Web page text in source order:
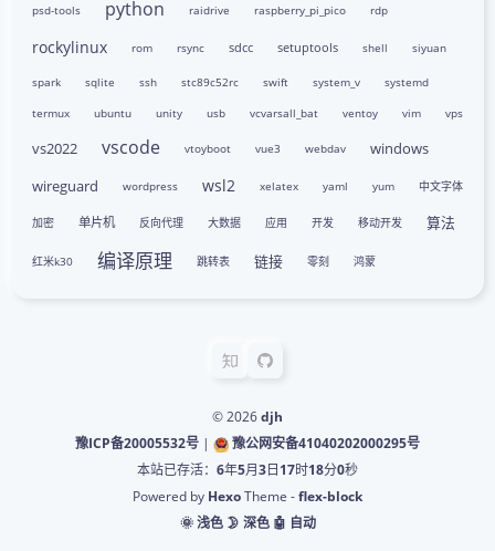
psd-tools python raidrive raspberry_pi_pico rdp
rockylinux rom rsync sdcc setuptools shell siyuan
spark sqlite ssh stc89c52rc swift system_v
systemd
termux
ubuntu unity usb vcvarsall_bat ventoy vim vps
vs2022 vscode vtoyboot vue3 webdav
windows
wireguard
wordpress wsl2 xelatex yaml yum 中文字体
加密 单片机 反向代理 大数据 应用 开发 移动开发 算法
红米k30 编译原理 跳转表 链接 零刻 鸿蒙
© 2026djh
豫ICP备20005532号 |
豫公网安备41040202000295号
本站已存活： 6年5月3日17时18分1秒
Powered by HexoTheme -flex-block
🌞 浅色 🌛 深色 🤖️ 自动